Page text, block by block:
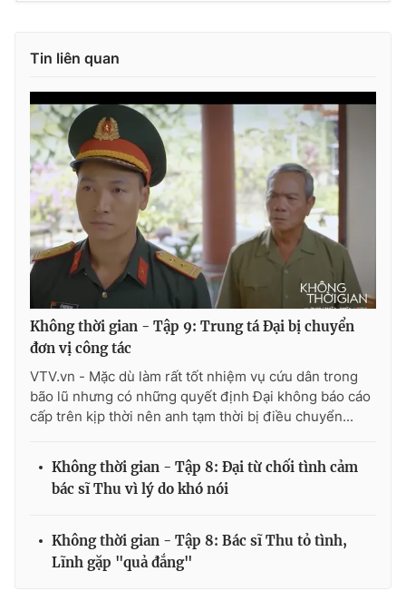
Tin liên quan
Không thời gian - Tập 9: Trung tá Đại bị chuyển
đơn vị công tác
VTV.vn - Mặc dù làm rất tốt nhiệm vụ cứu dân trong
bão lũ nhưng có những quyết định Đại không báo cáo
cấp trên kịp thời nên anh tạm thời bị điều chuyển...
Không thời gian - Tập 8: Đại từ chối tình cảm
bác sĩ Thu vì lý do khó nói
Không thời gian - Tập 8: Bác sĩ Thu tỏ tình,
Lĩnh gặp "quả đắng"